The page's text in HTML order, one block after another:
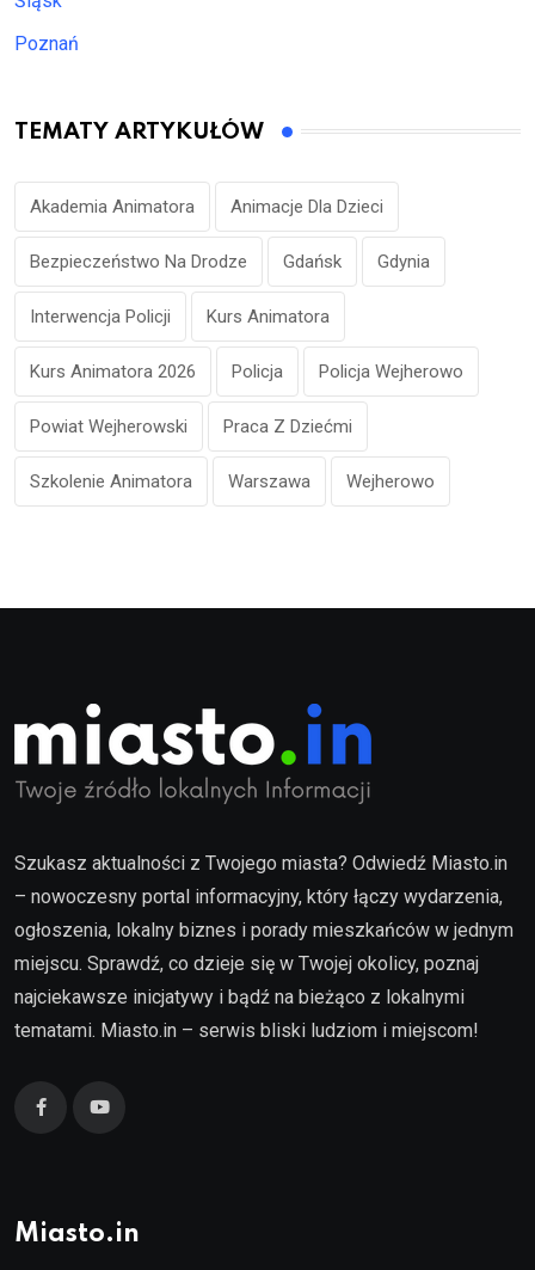
Poznań
TEMATY ARTYKUŁÓW
Akademia Animatora Animacje Dla Dzieci
Bezpieczeństwo Na Drodze Gdańsk Gdynia
Interwencja Policji Kurs Animatora
Kurs Animatora 2026 Policja Policja Wejherowo
Powiat Wejherowski Praca Z Dziećmi
Szkolenie Animatora Warszawa Wejherowo
Szukasz aktualności z Twojego miasta? Odwiedź Miasto.in
– nowoczesny portal informacyjny, który łączy wydarzenia,
ogłoszenia, lokalny biznes i porady mieszkańców w jednym
miejscu. Sprawdź, co dzieje się w Twojej okolicy, poznaj
najciekawsze inicjatywy i bądź na bieżąco z lokalnymi
tematami. Miasto.in – serwis bliski ludziom i miejscom!
Miasto.in